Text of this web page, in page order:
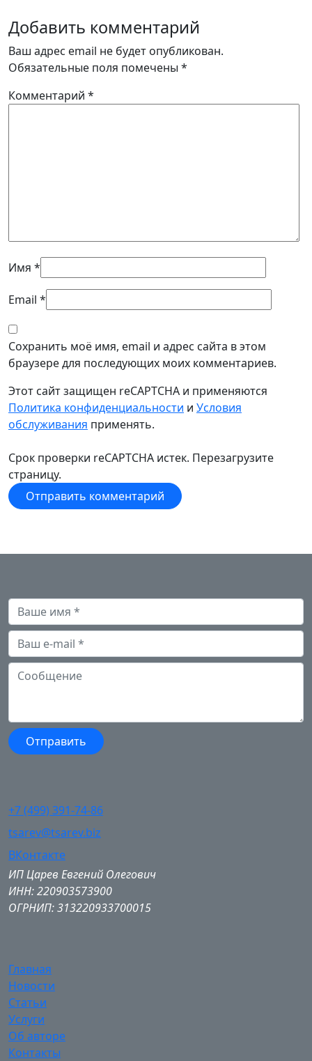
Добавить комментарий
Ваш адрес email не будет опубликован.
Обязательные поля помечены *
Комментарий *
Имя *
Email *
Сохранить моё имя, email и адрес сайта в этом
браузере для последующих моих комментариев.
Этот сайт защищен reCAPTCHA и применяются
Политика конфиденциальности и Условия
обслуживания применять.
Срок проверки reCAPTCHA истек. Перезагрузите
страницу.
+7 (499) 391-74-86
tsarev@tsarev.biz
ВКонтакте
ИП Царев Евгений Олегович
ИНН: 220903573900
ОГРНИП: 313220933700015
Главная
Новости
Статьи
Услуги
Об авторе
Контакты